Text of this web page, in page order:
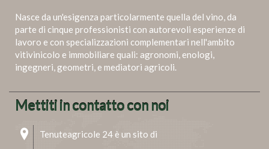
Nasce da un'esigenza particolarmente quella del vino, da
parte di cinque professionisti con autorevoli esperienze di
lavoro e con specializzazioni complementari nell'ambito
vitivinicolo e immobiliare quali: agronomi, enologi,
ingegneri, geometri, e mediatori agricoli.
Mettiti in contatto con noi
Tenuteagricole 24 è un sito di